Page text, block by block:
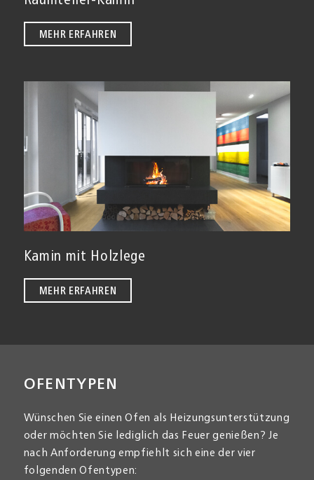
MEHR ERFAHREN
Kamin mit Holzlege
MEHR ERFAHREN
OFENTYPEN
Wünschen Sie einen Ofen als Heizungs­unterstützung
oder möchten Sie lediglich das Feuer genießen? Je
nach An­forderung empfiehlt sich eine der vier
folgenden Ofen­typen: